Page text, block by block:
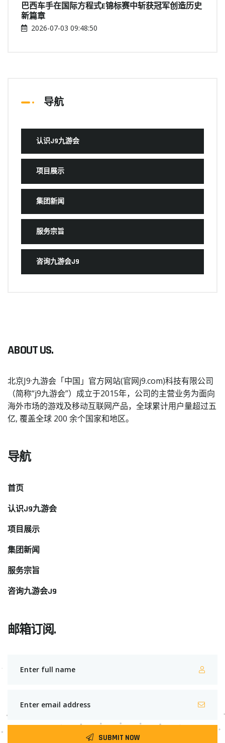
巴西车手在国际方程式E锦标赛中斩获冠军创造历史
新篇章
2026-07-03 09:48:50
导航
认识J9九游会
项目展示
集团新闻
服务宗旨
咨询九游会J9
ABOUT US.
北京J9·九游会「中国」官方网站(官网j9.com)科技有限公司
（简称“j9九游会”）成立于2015年，公司的主营业务为面向
海外市场的游戏及移动互联网产品，全球累计用户量超过五
亿, 覆盖全球 200 余个国家和地区。
导航
首页
认识J9九游会
项目展示
集团新闻
服务宗旨
咨询九游会J9
邮箱订阅.
SUBMIT NOW